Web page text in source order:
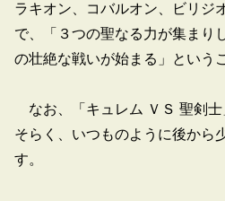
ラキオン、コバルオン、ビリジ
で、「３つの聖なる力が集まり
の壮絶な戦いが始まる」という
なお、「キュレム ＶＳ 聖剣
そらく、いつものように後から
す。